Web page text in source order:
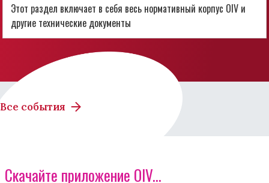
Этот раздел включает в себя весь нормативный корпус OIV и
другие технические документы
Все события
Скачайте приложение OIV...